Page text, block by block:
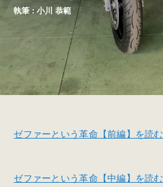
執筆 : 小川 恭範
ゼファーという革命【前編】を読む
ゼファーという革命【中編】を読む